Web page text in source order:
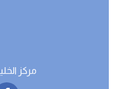
مركز